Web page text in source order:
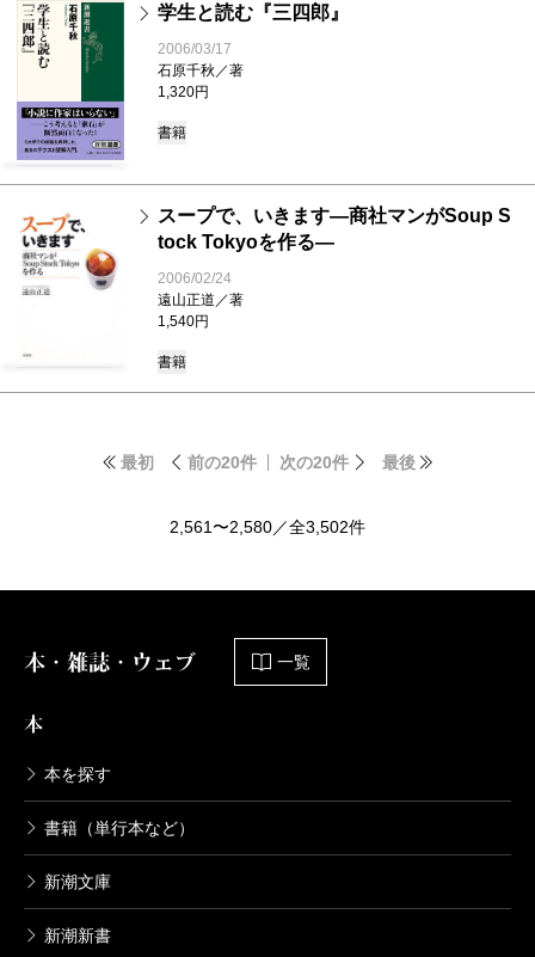
学生と読む『三四郎』
2006/03/17
石原千秋／著
1,320円
書籍
スープで、いきます―商社マンがSoup S
tock Tokyoを作る―
2006/02/24
遠山正道／著
1,540円
書籍
最初 前の20件 次の20件 最後
2,561〜2,580／全3,502件
本・雑誌・ウェブ 一覧
本
本を探す
書籍（単行本など）
新潮文庫
新潮新書